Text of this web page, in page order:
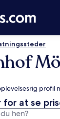
profil
at se
hen?